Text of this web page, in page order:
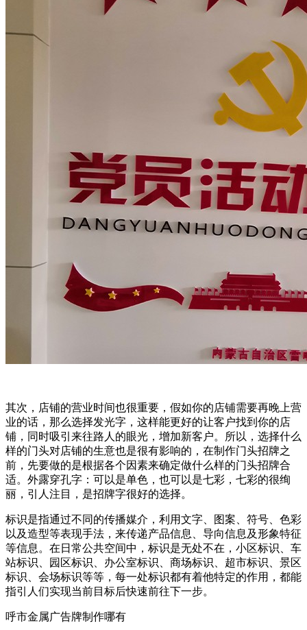
其次，店铺的营业时间也很重要，假如你的店铺需要再晚上营
业的话，那么选择发光字，这样能更好的让客户找到你的店
铺，同时吸引来往路人的眼光，增加新客户。所以，选择什么
样的门头对店铺的生意也是很有影响的，在制作门头招牌之
前，先要做的是根据各个因素来确定做什么样的门头招牌合
适。外露穿孔字：可以是单色，也可以是七彩，七彩的很绚
丽，引人注目，是招牌字很好的选择。
标识是指通过不同的传播媒介，利用文字、图案、符号、色彩
以及造型等表现手法，来传递产品信息、导向信息及形象特征
等信息。在日常公共空间中，标识是无处不在，小区标识、车
站标识、园区标识、办公室标识、商场标识、超市标识、景区
标识、会场标识等等，每一处标识都有着他特定的作用，都能
指引人们实现当前目标后快速前往下一步。
呼市金属广告牌制作哪有